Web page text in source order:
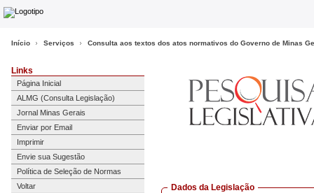
Início Serviços Consulta aos textos dos atos normativos do Governo de Minas
Links
Página Inicial
ALMG (Consulta Legislação)
Jornal Minas Gerais
Enviar por Email
Imprimir
Envie sua Sugestão
Política de Seleção de Normas
Voltar
Dados da Legislação